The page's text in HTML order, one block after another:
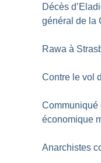
Décès
général de la
Rawa à
Contre le vol
Communiqué
économique
Anarchistes